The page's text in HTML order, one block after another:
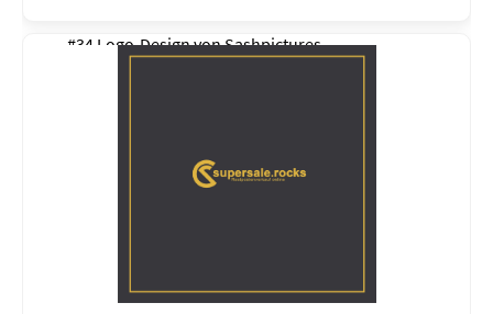
#34 Logo-Design vonSashpictures